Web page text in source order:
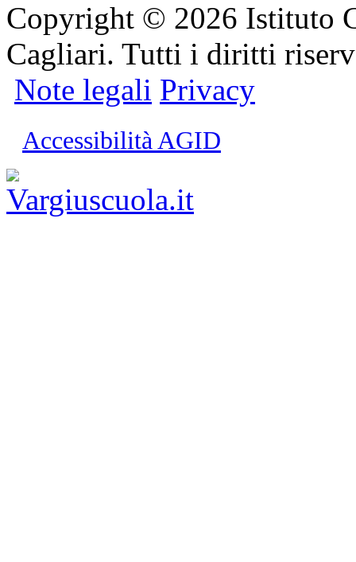
Copyright © 2026 Istituto
Cagliari. Tutti i diritti
Note legali Privacy
Accessibilità AGID